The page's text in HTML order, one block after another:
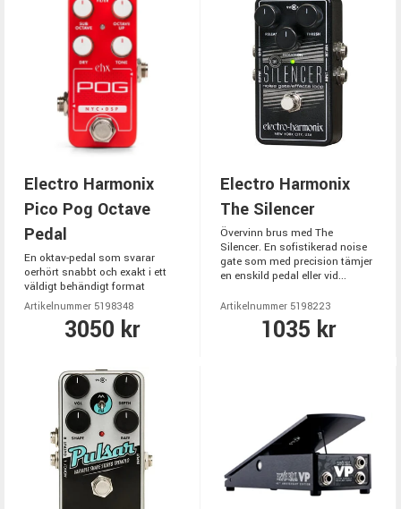
Electro Harmonix
Pico Pog Octave
Pedal
En oktav-pedal som svarar
oerhört snabbt och exakt i ett
väldigt behändigt format
Artikelnummer 5198348
3050 kr
Electro Harmonix
The Silencer
Övervinn brus med The
Silencer. En sofistikerad noise
gate som med precision tämjer
en enskild pedal eller vid...
Artikelnummer 5198223
1035 kr